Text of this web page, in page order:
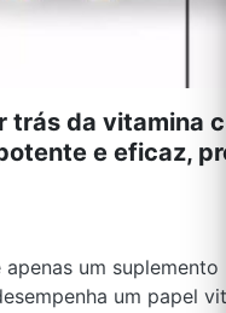
trás da vitamina
e eficaz,
um
um papel